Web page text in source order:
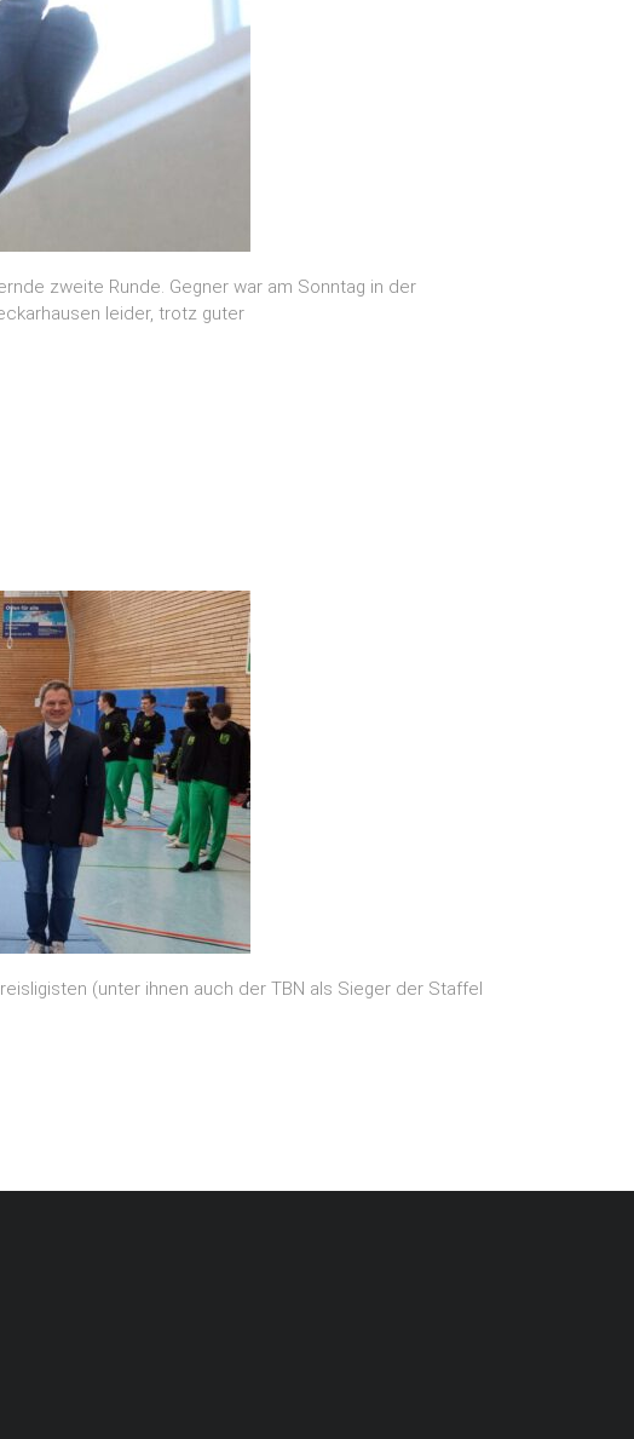
zweite Runde. Gegner war am Sonntag in der
leider, trotz guter
(unter ihnen auch der TBN als Sieger der Staffel